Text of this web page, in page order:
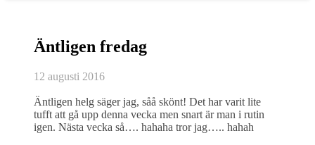
Äntligen fredag
12 augusti 2016
Äntligen helg säger jag, såå skönt! Det har varit lite
tufft att gå upp denna vecka men snart är man i rutin
igen. Nästa vecka så…. hahaha tror jag….. hahah